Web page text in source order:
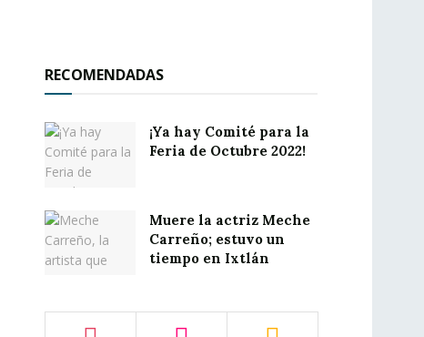
RECOMENDADAS
¡Ya hay Comité para la
Feria de Octubre 2022!
Muere la actriz Meche
Carreño; estuvo un
tiempo en Ixtlán